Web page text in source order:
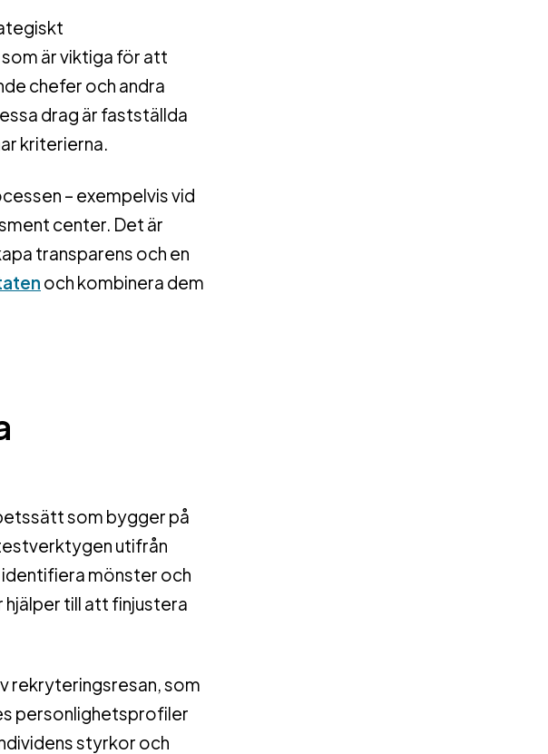
är viktiga för att
chefer och andra
drag är fastställda
kriterierna.
– exempelvis vid
center. Det är
transparens och en
och kombinera dem
som bygger på
utifrån
mönster och
hjälper till att finjustera
rekryteringsresan, som
personlighetsprofiler
styrkor och